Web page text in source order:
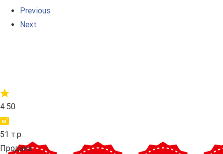
Previous
Next
4.50
51 т.р.
Продана